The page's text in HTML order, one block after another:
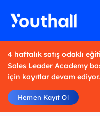
4 haftalık satış odaklı
Sales Leader Academy
için kayıtlar devam ediyor.
Hemen Kayıt Ol